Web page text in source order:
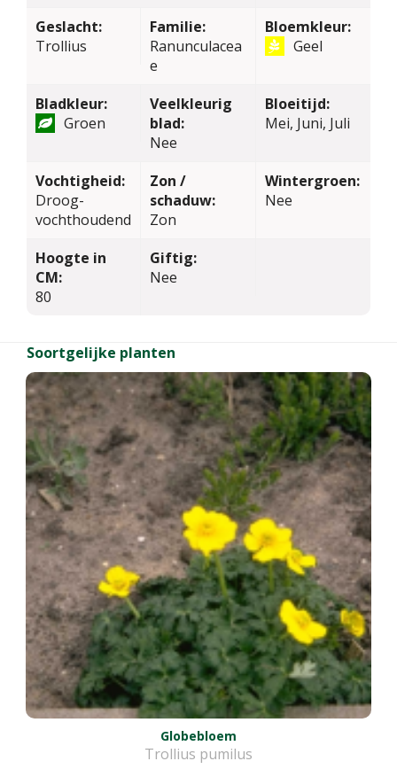
Geslacht:
Trollius
Familie:
Ranunculacea
e
Bloemkleur:
Geel
Bladkleur:
Groen
Veelkleurig
blad:
Nee
Bloeitijd:
Mei, Juni, Juli
Vochtigheid:
Droog-
vochthoudend
Zon /
schaduw:
Zon
Wintergroen:
Nee
Hoogte in
CM:
80
Giftig:
Nee
Soortgelijke planten
Globebloem
Trollius pumilus